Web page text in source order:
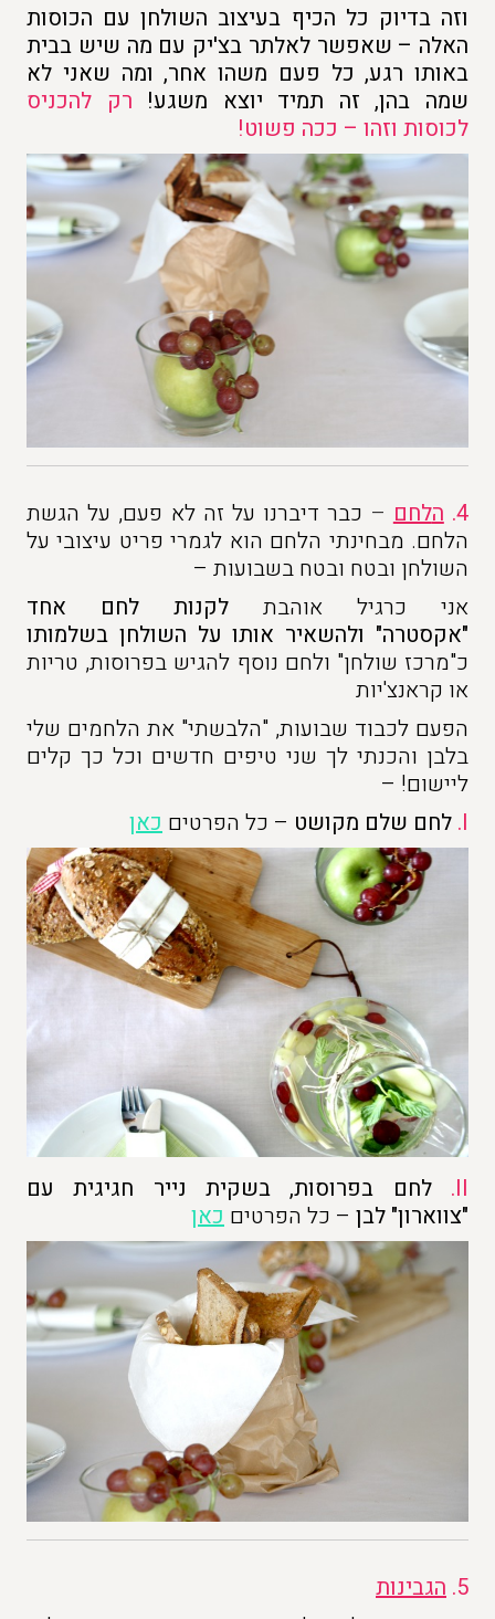
וזה בדיוק כל הכיף בעיצוב השולחן עם הכוסות
האלה – שאפשר לאלתר בצ'יק עם מה שיש בבית
באותו רגע, כל פעם משהו אחר, ומה שאני לא
שמה בהן, זה תמיד יוצא משגע! רק להכניס
לכוסות וזהו – ככה פשוט!
4. הלחם – כבר דיברנו על זה לא פעם, על הגשת
הלחם. מבחינתי הלחם הוא לגמרי פריט עיצובי על
השולחן ובטח ובטח בשבועות –
אני כרגיל אוהבת לקנות לחם אחד
"אקסטרה" ולהשאיר אותו על השולחן בשלמותו
כ"מרכז שולחן" ולחם נוסף להגיש בפרוסות, טריות
או קראנצ'יות
הפעם לכבוד שבועות, "הלבשתי" את הלחמים שלי
בלבן והכנתי לך שני טיפים חדשים וכל כך קלים
ליישום! –
I. לחם שלם מקושט – כל הפרטים כאן
II.
לחם בפרוסות, בשקית נייר חגיגית עם
"צווארון" לבן – כל הפרטים כאן
5. הגבינות